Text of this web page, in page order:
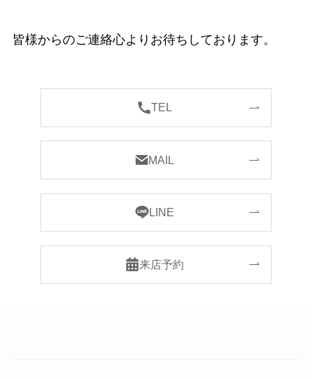
皆様からのご連絡心よりお待ちしております。
TEL
MAIL
LINE
来店予約